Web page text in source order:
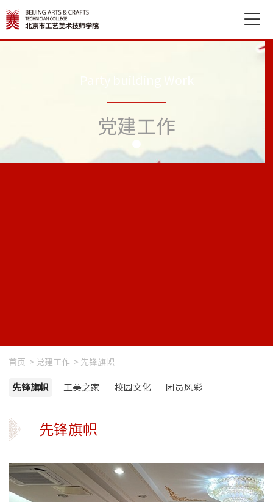

党建工作
首页 > 党建工作 > 先锋旗帜
先锋旗帜 工美之家 校园文化 团员风彩
先锋旗帜